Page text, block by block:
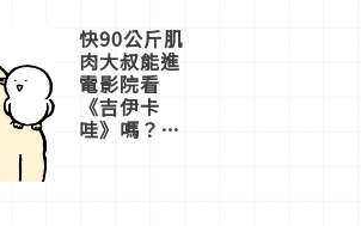
快90公斤肌
肉大叔能進
電影院看
《吉伊卡
哇》嗎？日